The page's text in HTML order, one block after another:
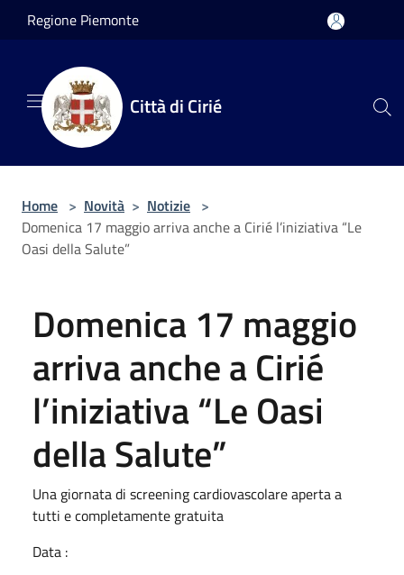
Salta al contenuto principale
Regione Piemonte
Città di Cirié
Home > Novità > Notizie >
Domenica 17 maggio arriva anche a Cirié l’iniziativa “Le
Oasi della Salute”
Domenica 17 maggio
arriva anche a Cirié
l’iniziativa “Le Oasi
della Salute”
Una giornata di screening cardiovascolare aperta a
tutti e completamente gratuita
Data :